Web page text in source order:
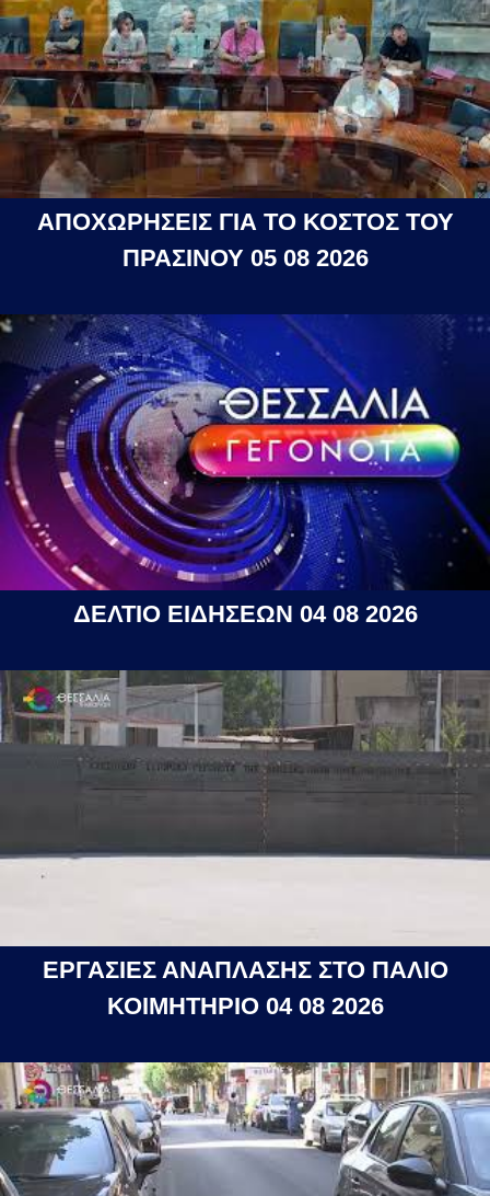
ΑΠΟΧΩΡΗΣΕΙΣ ΓΙΑ ΤΟ ΚΟΣΤΟΣ ΤΟΥ
ΠΡΑΣΙΝΟΥ 05 08 2026
ΔΕΛΤΙΟ ΕΙΔΗΣΕΩΝ 04 08 2026
ΕΡΓΑΣΙΕΣ ΑΝΑΠΛΑΣΗΣ ΣΤΟ ΠΑΛΙΟ
ΚΟΙΜΗΤΗΡΙΟ 04 08 2026